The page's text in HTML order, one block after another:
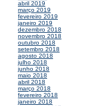
abril 2019
março 2019
fevereiro 2019
janeiro 2019
dezembro 2018
novembro 2018
outubro 2018
setembro 2018
agosto 2018
julho 2018
junho 2018
maio 2018
abril 2018
março 2018
fevereiro 2018
janeiro 2018